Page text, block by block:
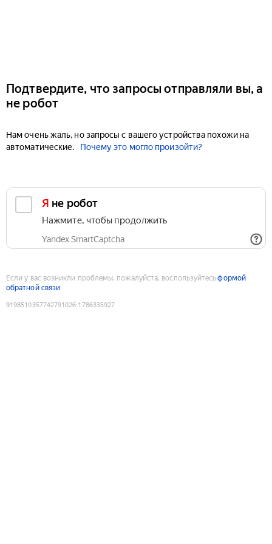
Подтвердите, что запросы отправляли вы, а
не робот
Нам очень жаль, но запросы с вашего устройства похожи на
автоматические.
Почему это могло произойти?
Я не робот
Нажмите, чтобы продолжить
Yandex SmartCaptcha
Если у вас возникли проблемы, пожалуйста, воспользуйтесьформой
обратной связи
9198510357742791026:1786335927